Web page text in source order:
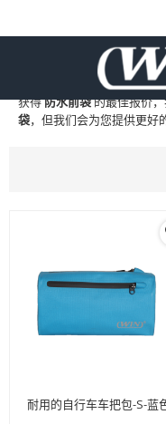
防水前袋的专业中
工厂、自有品牌防水
获得防水前袋的最佳报价
袋，但我们会为您提供更好
耐用的自行车车把包-S-蓝